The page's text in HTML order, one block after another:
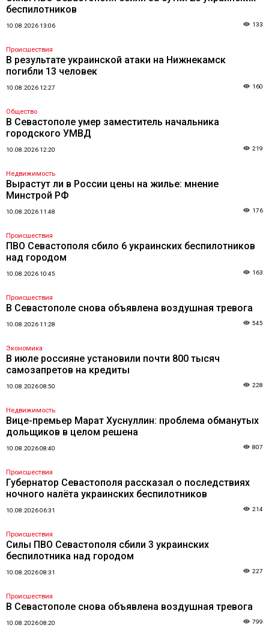
беспилотников
10.08.2026 13:06 133
Происшествия
В результате украинской атаки на Нижнекамск
погибли 13 человек
10.08.2026 12:27 160
Общество
В Севастополе умер заместитель начальника
городского УМВД
10.08.2026 12:20 219
Недвижимость
Вырастут ли в России цены на жилье: мнение
Минстрой РФ
10.08.2026 11:48 176
Происшествия
ПВО Севастополя сбило 6 украинских беспилотников
над городом
10.08.2026 10:45 163
Происшествия
В Севастополе снова объявлена воздушная тревога
10.08.2026 11:28 545
Экономика
В июле россияне установили почти 800 тысяч
самозапретов на кредиты
10.08.2026 08:50 228
Недвижимость
Вице-премьер Марат Хуснуллин: проблема обманутых
дольщиков в целом решена
10.08.2026 08:40 807
Происшествия
Губернатор Севастополя рассказал о последствиях
ночного налёта украинских беспилотников
10.08.2026 06:31 214
Происшествия
Силы ПВО Севастополя сбили 3 украинских
беспилотника над городом
10.08.2026 08:31 227
Происшествия
В Севастополе снова объявлена воздушная тревога
10.08.2026 08:20 799